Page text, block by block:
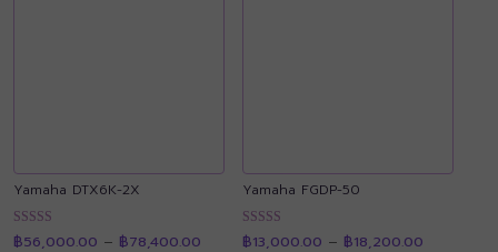
Yamaha DTX6K-2X
ให้คะแนน
฿56,000.00 – ฿78,400.00 range:
Yamaha FGDP-50
ให้คะแนน
฿13,000.00 – ฿18,200.00range: